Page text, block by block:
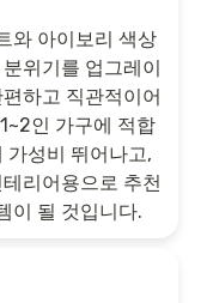
와 아이보리 색상
위기를 업그레이
하고 직관적이어
인 가구에 적합
가성비 뛰어나고,
리어용으로 추천
이 될 것입니다.